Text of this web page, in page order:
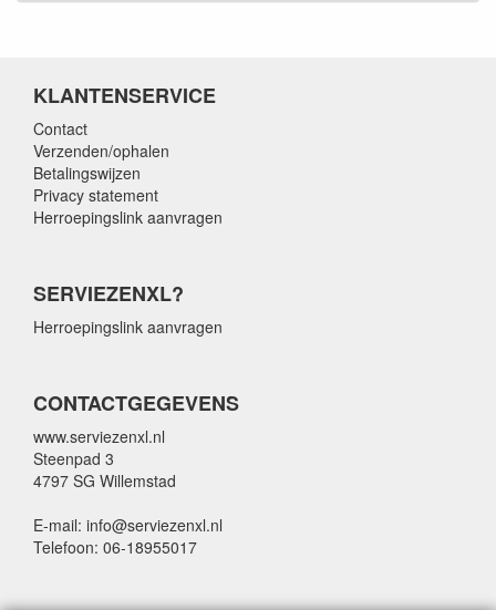
KLANTENSERVICE
Contact
Verzenden/ophalen
Betalingswijzen
Privacy statement
Herroepingslink aanvragen
SERVIEZENXL?
Herroepingslink aanvragen
CONTACTGEGEVENS
www.serviezenxl.nl
Steenpad 3
4797 SG Willemstad
E-mail: info@serviezenxl.nl
Telefoon: 06-18955017